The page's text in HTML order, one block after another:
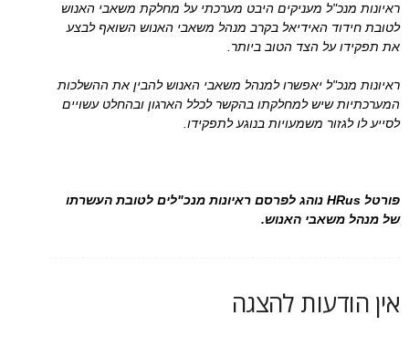
ראיונות מנכ"ל מעניקים היבט מערכתי על מחלקת משאבי האנוש
לטובת חידוד האידיאל בקרב מנהל משאבי האנוש השואף לבצע
את תפקידו על הצד הטוב ביותר.
ראיונות מנכ"ל יאפשרו למנהל משאבי האנוש להבין את ההשלכות
המערכתיות שיש למחלקתו בהקשר לכלל הארגון ובהחלט עשויים
לסייע לו לגזור משמעויות בנוגע לתפקידו.
פורטל HRus נוהג לפרסם ראיונות מנכ"לים לטובת העשרתו
של מנהל משאבי האנוש.
אין הודעות להצגה